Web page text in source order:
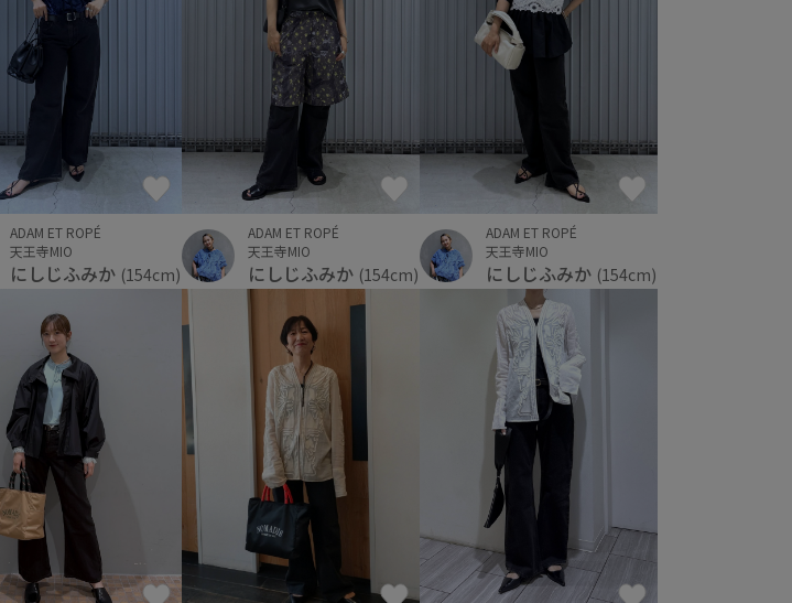
ADAM ET ROPÉ
天王寺MIO
にしじふみか (154cm)
ADAM ET ROPÉ
天王寺MIO
にしじふみか (154cm)
ADAM ET ROPÉ
天王寺MIO
にしじふみか (154cm)